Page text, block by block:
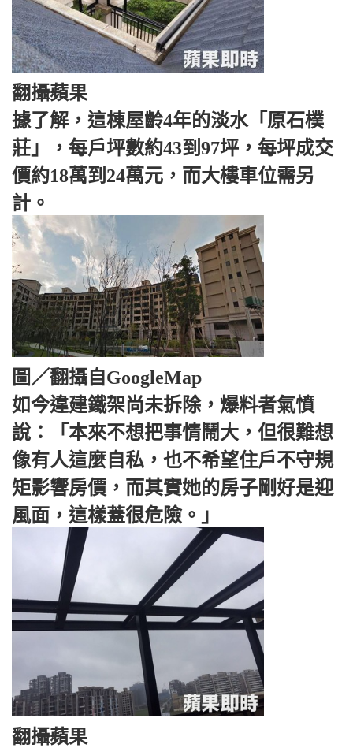
翻攝蘋果
據了解，這棟屋齡4年的淡水「原石樸
莊」，每戶坪數約43到97坪，每坪成交
價約18萬到24萬元，而大樓車位需另
計。
圖／翻攝自GoogleMap
如今違建鐵架尚未拆除，爆料者氣憤
說：「本來不想把事情鬧大，但很難想
像有人這麼自私，也不希望住戶不守規
矩影響房價，而其實她的房子剛好是迎
風面，這樣蓋很危險。」
翻攝蘋果